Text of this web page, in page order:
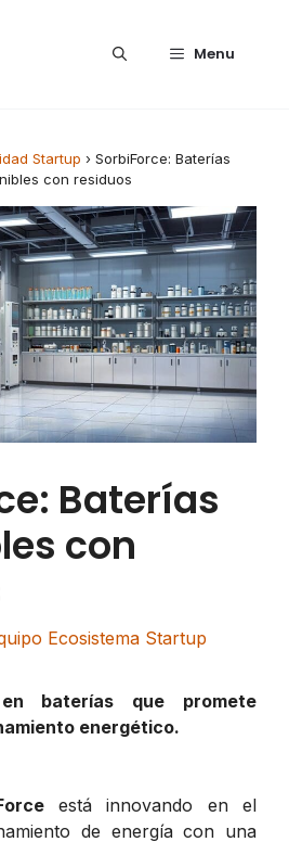
Menu
Startup › SorbiForce: Baterías
con residuos
Baterías
con
Ecosistema Startup
baterías que promete
energético.
está innovando en el
de energía con una